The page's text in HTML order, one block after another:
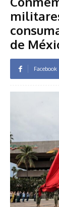
de
Facebook